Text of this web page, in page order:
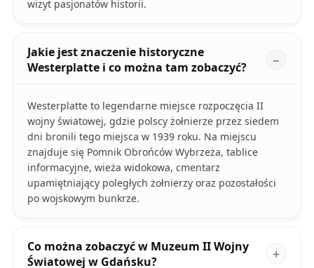
wizyt pasjonatów historii.
Jakie jest znaczenie historyczne
Westerplatte i co można tam zobaczyć?
Westerplatte to legendarne miejsce rozpoczęcia II
wojny światowej, gdzie polscy żołnierze przez siedem
dni bronili tego miejsca w 1939 roku. Na miejscu
znajduje się Pomnik Obrońców Wybrzeża, tablice
informacyjne, wieża widokowa, cmentarz
upamiętniający poległych żołnierzy oraz pozostałości
po wojskowym bunkrze.
Co można zobaczyć w Muzeum II Wojny
Światowej w Gdańsku?